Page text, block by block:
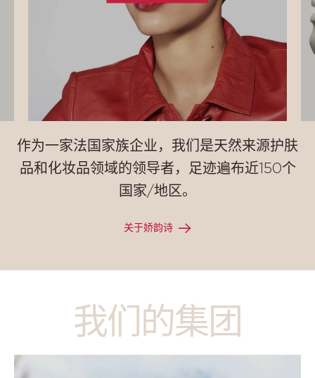
作为一家法国家族企业，我们是天然来源护肤
品和化妆品领域的领导者，足迹遍布近150个
国家/地区。
关于娇韵诗
我们的集团